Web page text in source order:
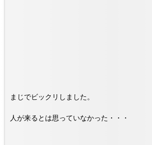
まじでビックリしました。
人が来るとは思っていなかった・・・